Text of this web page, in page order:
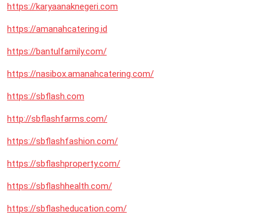
https://karyaanaknegeri.com
https://amanahcatering.id
https://bantulfamily.com/
https://nasibox.amanahcatering.com/
https://sbflash.com
http://sbflashfarms.com/
https://sbflashfashion.com/
https://sbflashproperty.com/
https://sbflashhealth.com/
https://sbflasheducation.com/